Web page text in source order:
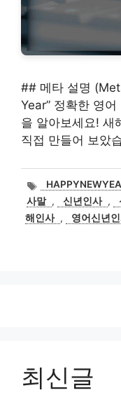
## 메타 설명
Year” 정확한 영
을 알아보세요! 새
직접 만들어 보았
태
그
사말 , 신년인사 ,
해인사 , 영어신년
최신글